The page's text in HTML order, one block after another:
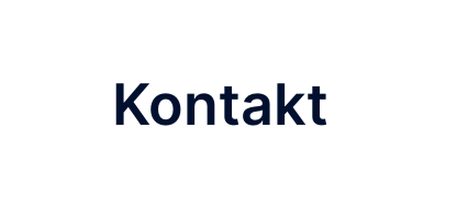
Kontakt